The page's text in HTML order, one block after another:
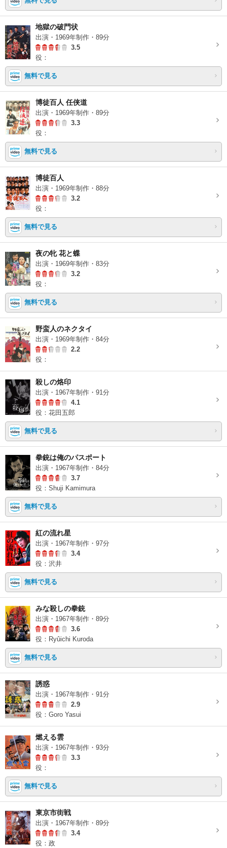
地獄の破門状
出演・1969年制作・89分
3.5
役：
無料で見る
博徒百人 任侠道
出演・1969年制作・89分
3.3
役：
無料で見る
博徒百人
出演・1969年制作・88分
3.2
役：
無料で見る
夜の牝 花と蝶
出演・1969年制作・83分
3.2
役：
無料で見る
野蛮人のネクタイ
出演・1969年制作・84分
2.2
役：
殺しの烙印
出演・1967年制作・91分
4.1
役：花田五郎
無料で見る
拳銃は俺のパスポート
出演・1967年制作・84分
3.7
役：Shuji Kamimura
無料で見る
紅の流れ星
出演・1967年制作・97分
3.4
役：沢井
無料で見る
みな殺しの拳銃
出演・1967年制作・89分
3.6
役：Ryûichi Kuroda
無料で見る
誘惑
出演・1967年制作・91分
2.9
役：Goro Yasui
燃える雲
出演・1967年制作・93分
3.3
役：
無料で見る
東京市街戦
出演・1967年制作・89分
3.4
役：政